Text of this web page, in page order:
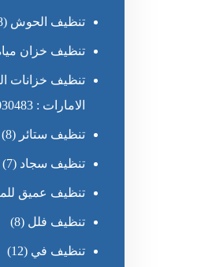
تنظيف الحوش (8)
تنظيف خزان
تنظيف خزانات
الامارات : 0551030483
تنظيف ستائر (8)
تنظيف سجاد (7)
تنظيف عميق
تنظيف فلل (8)
تنظيف في (12)